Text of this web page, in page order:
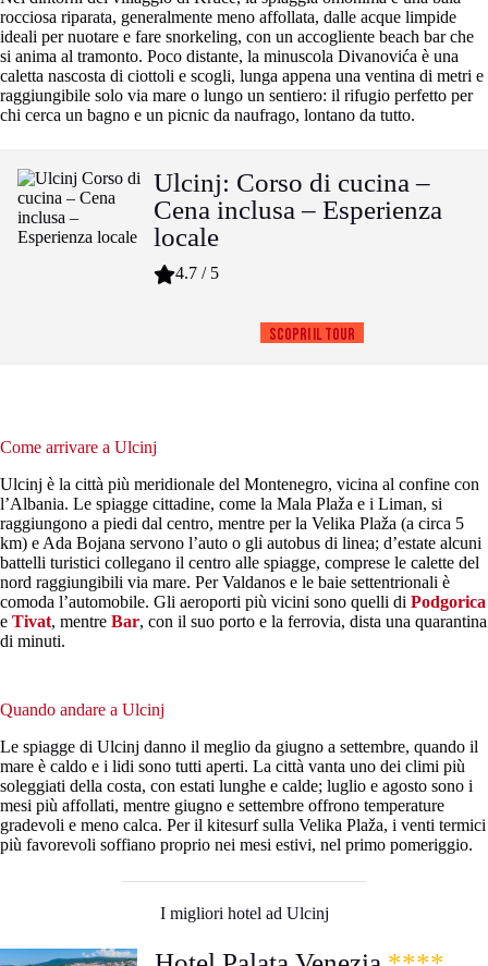
rocciosa riparata, generalmente meno affollata, dalle acque limpide
ideali per nuotare e fare snorkeling, con un accogliente beach bar che
si anima al tramonto. Poco distante, la minuscola Divanovića è una
caletta nascosta di ciottoli e scogli, lunga appena una ventina di metri e
raggiungibile solo via mare o lungo un sentiero: il rifugio perfetto per
chi cerca un bagno e un picnic da naufrago, lontano da tutto.
Ulcinj: Corso di cucina –
Cena inclusa – Esperienza
locale
4.7 / 5
Scopri il tour
Come arrivare a Ulcinj
Ulcinj è la città più meridionale del Montenegro, vicina al confine con
l’Albania. Le spiagge cittadine, come la Mala Plaža e i Liman, si
raggiungono a piedi dal centro, mentre per la Velika Plaža (a circa 5
km) e Ada Bojana servono l’auto o gli autobus di linea; d’estate alcuni
battelli turistici collegano il centro alle spiagge, comprese le calette del
nord raggiungibili via mare. Per Valdanos e le baie settentrionali è
comoda l’automobile. Gli aeroporti più vicini sono quelli di Podgorica
e Tivat, mentre Bar, con il suo porto e la ferrovia, dista una quarantina
di minuti.
Quando andare a Ulcinj
Le spiagge di Ulcinj danno il meglio da giugno a settembre, quando il
mare è caldo e i lidi sono tutti aperti. La città vanta uno dei climi più
soleggiati della costa, con estati lunghe e calde; luglio e agosto sono i
mesi più affollati, mentre giugno e settembre offrono temperature
gradevoli e meno calca. Per il kitesurf sulla Velika Plaža, i venti termici
più favorevoli soffiano proprio nei mesi estivi, nel primo pomeriggio.
I migliori hotel ad Ulcinj